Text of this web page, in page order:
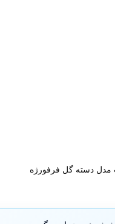
مدل دسته گل فرفورژه